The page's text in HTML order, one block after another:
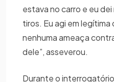
estava no carro e eu
tiros. Eu agi em
nenhuma ameaça
dele”, asseverou.
Durante o